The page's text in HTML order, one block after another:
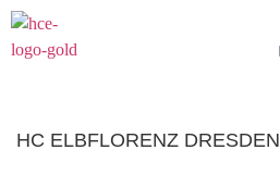
HC ELBFLORENZ DRESDEN